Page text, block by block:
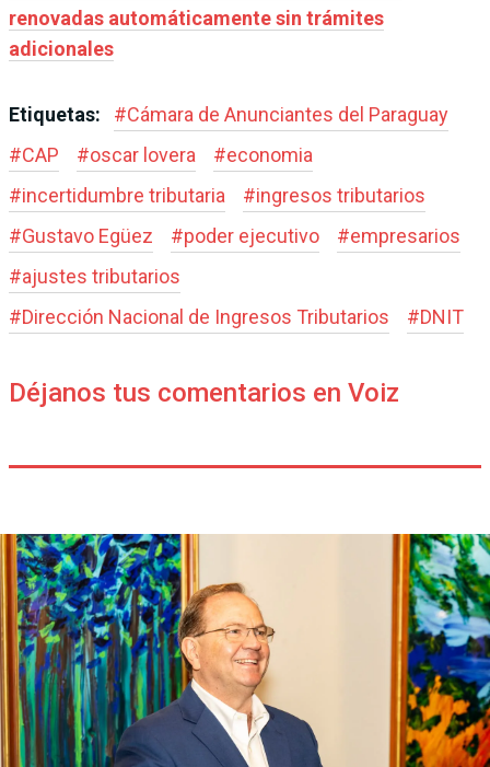
renovadas automáticamente sin trámites
adicionales
Etiquetas: #Cámara de Anunciantes del Paraguay
#CAP #oscar lovera #economia
#incertidumbre tributaria #ingresos tributarios
#Gustavo Egüez #poder ejecutivo #empresarios
#ajustes tributarios
#Dirección Nacional de Ingresos Tributarios #DNIT
Déjanos tus comentarios en Voiz